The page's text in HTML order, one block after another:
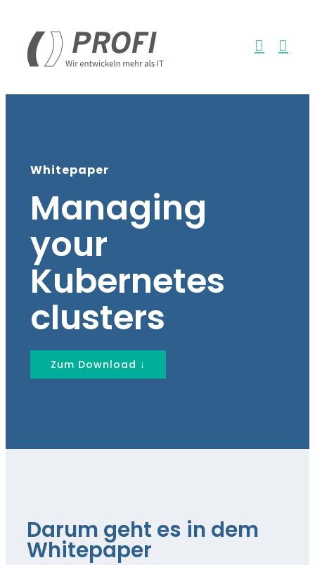
springen
Whitepaper
Managing
your
Kubernetes
clusters
Zum Download ↓
Darum geht es in dem
Whitepaper